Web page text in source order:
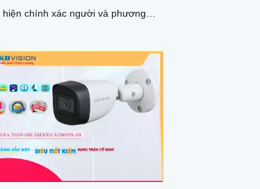
hiện chính xác người và phương
SD tối đa 256GB